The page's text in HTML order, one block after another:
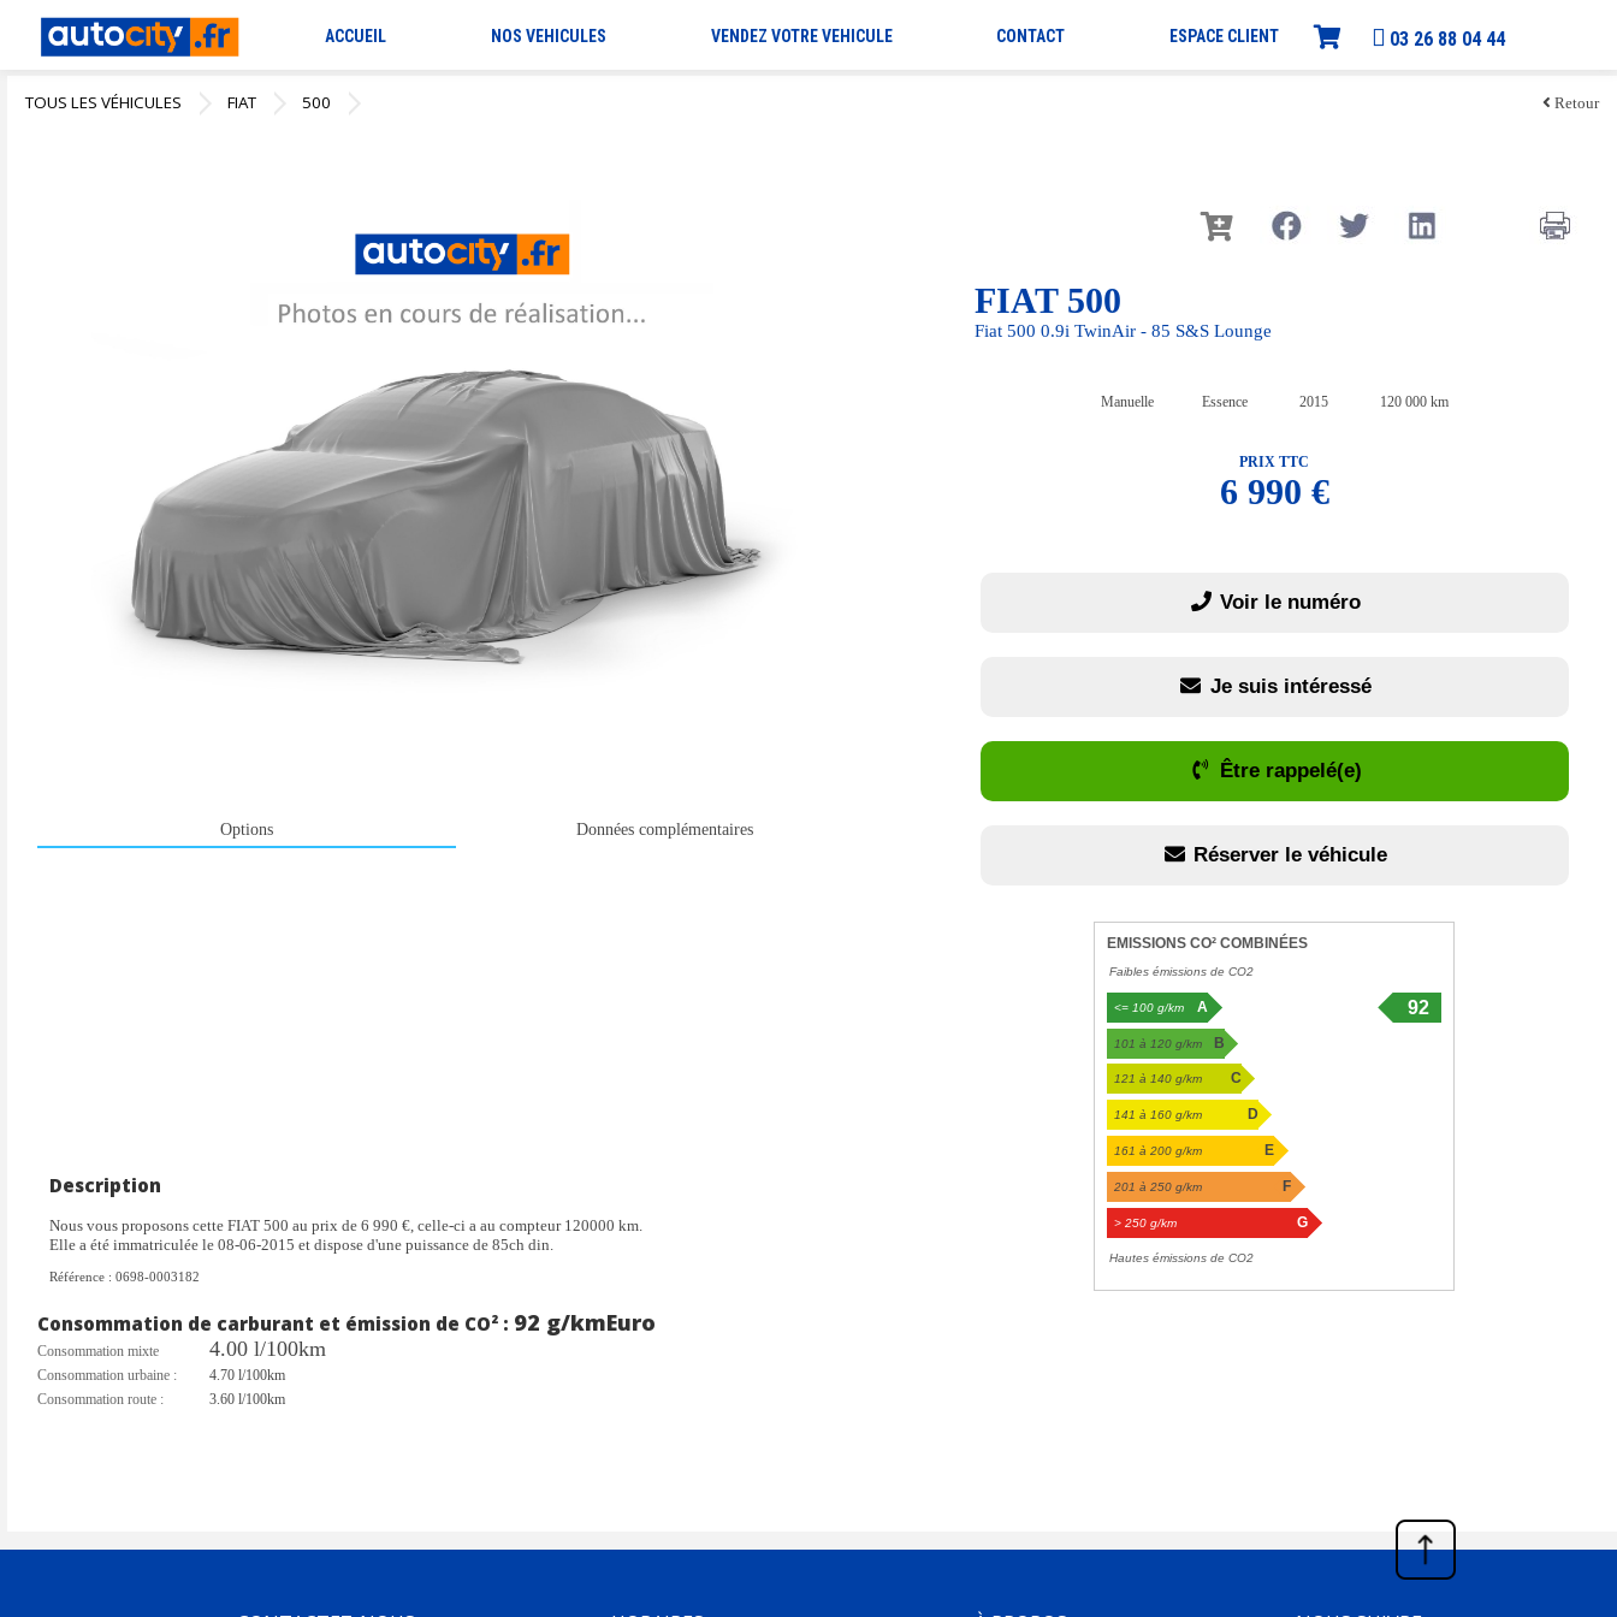
ACCUEIL NOS VEHICULES VENDEZ VOTRE VEHICULE CONTACT ESPACE CLIENT 03 26 88 04 44
TOUS LES VÉHICULES FIAT 500 Retour
Options Données complémentaires
Description
Nous vous proposons cette FIAT 500 au prix de 6 990 €, celle-ci a au compteur 120000 km.
Elle a été immatriculée le 08-06-2015 et dispose d'une puissance de 85ch din.
Référence : 0698-0003182
Consommation de carburant et émission de CO² : 92 g/kmEuro
Consommation mixte 4.00 l/100km
Consommation urbaine :
4.70 l/100km
Consommation route :
3.60 l/100km
FIAT 500
Fiat 500 0.9i TwinAir - 85 S&S Lounge
Manuelle Essence 2015 120 000 km
PRIX TTC
6 990 €
Voir le numéro
Je suis intéressé
Être rappelé(e)
Réserver le véhicule
EMISSIONS CO² COMBINÉES
Faibles émissions de CO2
<= 100 g/km A
92
101 à 120 g/km B
121 à 140 g/km C
141 à 160 g/km D
161 à 200 g/km E
201 à 250 g/km F
> 250 g/km G
Hautes émissions de CO2